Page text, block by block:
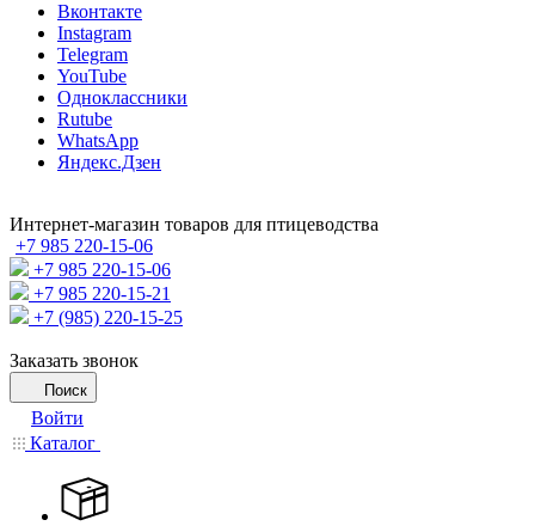
Вконтакте
Instagram
Telegram
YouTube
Одноклассники
Rutube
WhatsApp
Яндекс.Дзен
Интернет-магазин товаров для птицеводства
+7 985 220-15-06
+7 985 220-15-06
+7 985 220-15-21
+7 (985) 220-15-25
Заказать звонок
Поиск
Войти
Каталог